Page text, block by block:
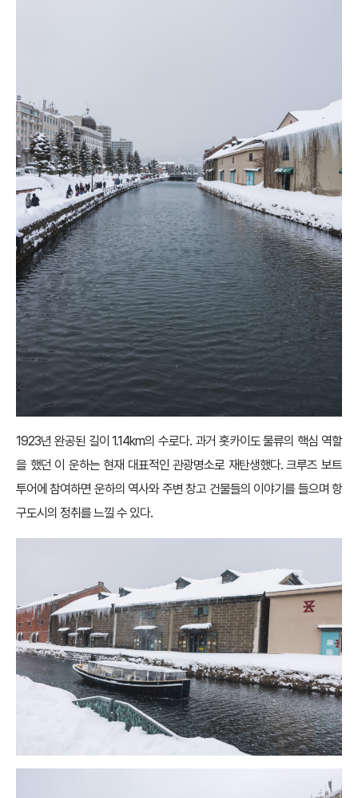
1923년 완공된 길이 1.14km의 수로다. 과거 홋카이도 물류의 핵심 역할
을 했던 이 운하는 현재 대표적인 관광명소로 재탄생했다. 크루즈 보트
투어에 참여하면 운하의 역사와 주변 창고 건물들의 이야기를 들으며 항
구도시의 정취를 느낄 수 있다.